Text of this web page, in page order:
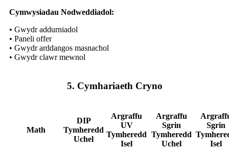
Cymwysiadau Nodweddiadol:
• Gwydr addurniadol
• Paneli offer
• Gwydr arddangos masnachol
• Gwydr clawr mewnol
5. Cymhariaeth Cryno
Math
DIP
Tymheredd
Uchel
Argraffu
UV
Tymheredd
Isel
Argraffu
Sgrin
Tymheredd
Uchel
Sgrin
Isel